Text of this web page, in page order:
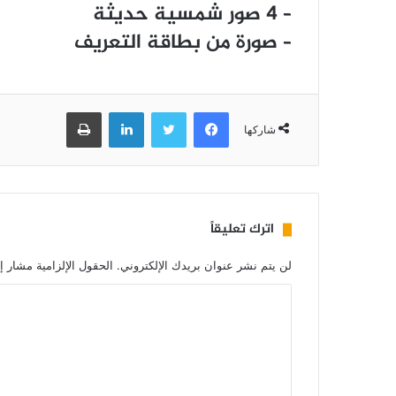
– 4 ﺻﻮﺭ ﺷﻤﺴﻴﺔ ﺣﺪﻳﺜﺔ
– ﺻﻮﺭﺓ ﻣﻦ ﺑﻄﺎﻗﺔ ﺍﻟﺘﻌﺮﻳﻒ
شاركها
فيسبوك تويتر لينكدإن طباعة
اترك تعليقاً
لن يتم نشر عنوان بريدك الإلكتروني. الحقول الإلزامية مشار